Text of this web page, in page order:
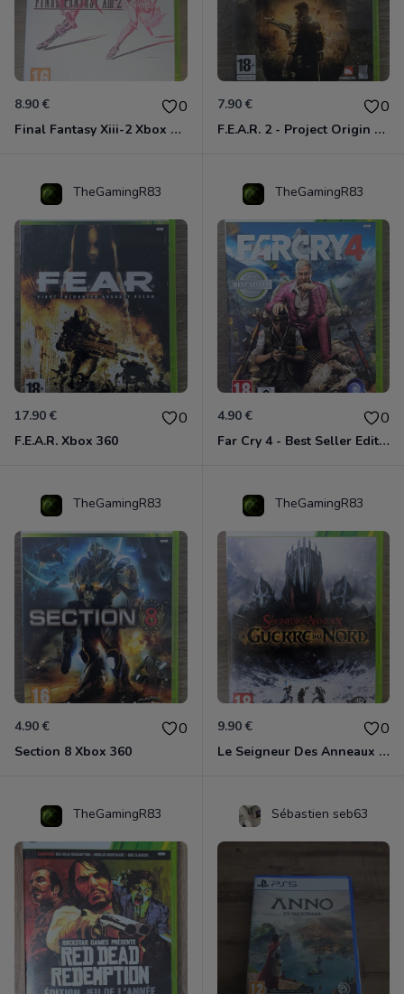
8.90 € 0
Final Fantasy Xiii-2 Xbox 360
7.90 € 0
F.E.A.R. 2 - Project Origin Xbox 360
TheGamingR83
17.90 € 0
F.E.A.R. Xbox 360
TheGamingR83
4.90 € 0
Far Cry 4 - Best Seller Edition Xbox 360
TheGamingR83
4.90 € 0
Section 8 Xbox 360
TheGamingR83
9.90 € 0
Le Seigneur Des Anneaux - La Guerre Du Nord Xbox 360
TheGamingR83 Sébastien seb63